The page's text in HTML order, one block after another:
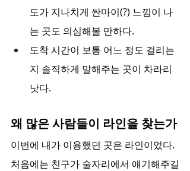
도가 지나치게 싼마이(?) 느낌이 나
는 곳도 의심해볼 만하다.
도착 시간이 보통 어느 정도 걸리는
지 솔직하게 말해주는 곳이 차라리
낫다.
왜 많은 사람들이 라인을 찾는가
이번에 내가 이용했던 곳은 라인이었다.
처음에는 친구가 술자리에서 얘기해주길